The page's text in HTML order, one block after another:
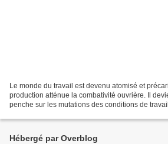
Le monde du travail est devenu atomisé et
production atténue la combativité ouvrière. Il
penche sur les mutations des conditions de
Hébergé par Overblog